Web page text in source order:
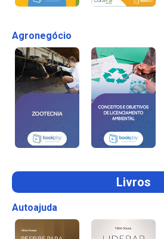
Agronegócio
Livros
Autoajuda